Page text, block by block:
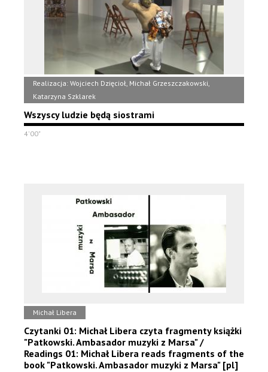
Realizacja: Wojciech Dzięcioł, Michał Grzeszczakowski,
Katarzyna Szklarek
Wszyscy ludzie będą siostrami
4'00"
Michał Libera
Czytanki 01: Michał Libera czyta fragmenty książki
"Patkowski. Ambasador muzyki z Marsa" /
Readings 01: Michał Libera reads fragments of the
book "Patkowski. Ambasador muzyki z Marsa" [pl]